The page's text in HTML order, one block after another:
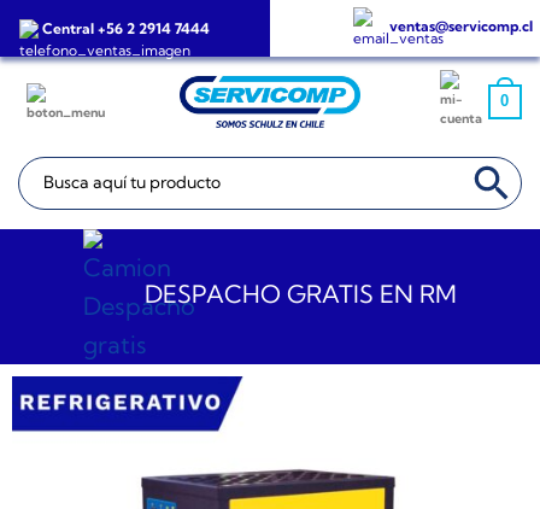
Saltar
Central +56 2 2914 7444 ventas@servicomp.cl
0
Buscar: BOTÓN DE
DESPACHO GRATIS EN RM